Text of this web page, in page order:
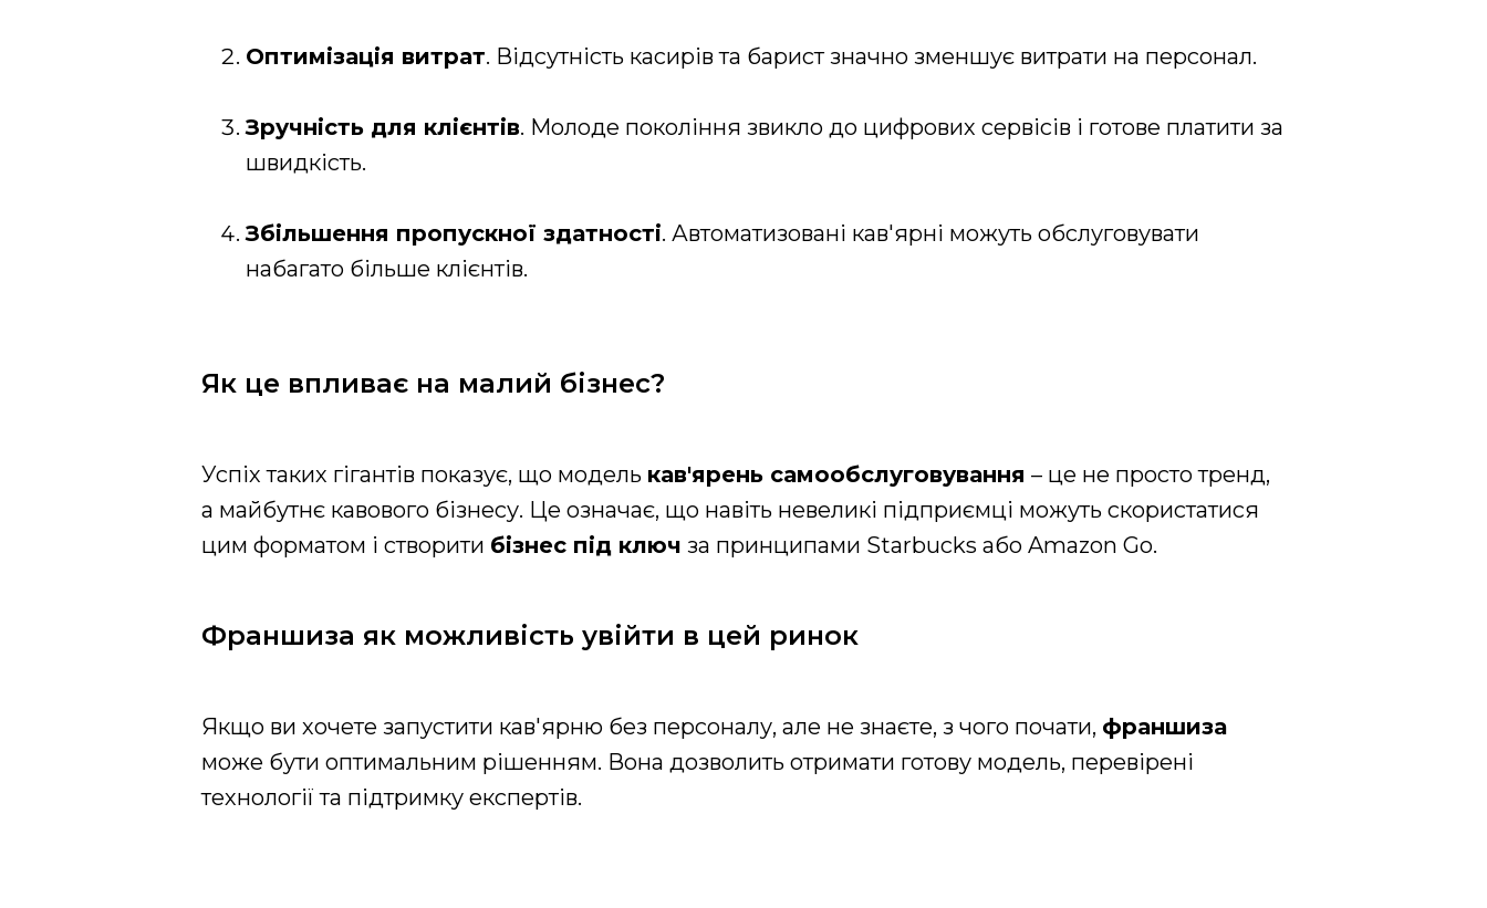
Оптимізація витрат. Відсутність касирів та барист значно зменшує витрати на персонал.
Зручність для клієнтів. Молоде покоління звикло до цифрових сервісів і готове платити за
швидкість.
Збільшення пропускної здатності. Автоматизовані кав'ярні можуть обслуговувати
набагато більше клієнтів.
Як це впливає на малий бізнес?
Успіх таких гігантів показує, що модель кав'ярень самообслуговування – це не просто тренд,
а майбутнє кавового бізнесу. Це означає, що навіть невеликі підприємці можуть скористатися
цим форматом і створити бізнес під ключ за принципами Starbucks або Amazon Go.
Франшиза як можливість увійти в цей ринок
Якщо ви хочете запустити кав'ярню без персоналу, але не знаєте, з чого почати, франшиза
може бути оптимальним рішенням. Вона дозволить отримати готову модель, перевірені
технології та підтримку експертів.